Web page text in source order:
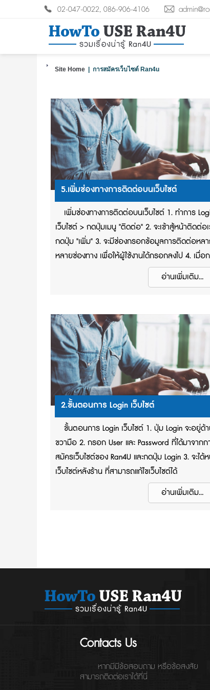
02-047-0022, 086-906-4106
Site Home | การสมัครเว็บไซต์ Ran4u
5.เพิ่มช่องทางการติดต่อบนเว็บไซต์
เพิ่มช่องทางการติดต่อบนเว็บไซต์ 1. ทำการ
เว็บไซต์ > กดปุ่มเมนู "ติดต่อ" 2. จะเข้าสู้หน้าติดต่อ
กดปุ่ม "เพิ่ม" 3. จะมีช่องกรอกข้อมูลการติดต่อหล
หลายช่องทาง เพื่อให้ผู้ใช้งานได้กรอกลงไป 4. เมื่อ
ข้อมูลช่องทางการติดต่อเสร็จเรียบร้อย ให้เลื่อนหน้
ลงมาที่ด้านล่าง > กดปุ่ม "ยืนยัน" 5. ช่องทางการติด
อ่านเพิ่มเติม...
2.ขั้นตอนการ Login เว็บไซต์
ขั้นตอนการ Login เว็บไซต์ 1. ปุ่ม Login จะอยู่ด้
ขวามือ 2. กรอก User และ Password ที่ได้มาจากก
สมัครเว็บไซต์ของ Ran4U และกดปุ่ม Login 3. จะได้
เว็บไซต์หลังร้าน ที่สามารถแก้ไขเว็บไซต์ได้
อ่านเพิ่มเติม...
Contacts Us
หากมีมีข้อสอบถาม หรือข้อสงสัย
สามารถติดต่อเราได้ที่นี่